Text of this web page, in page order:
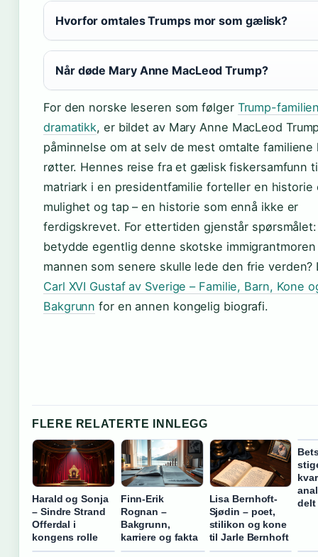
Hvorfor omtales Trumps mor som gælisk?
Når døde Mary Anne MacLeod Trump?
For den norske leseren som følger Trump-
dramatikk, er bildet av Mary Anne MacLeod
påminnelse om at selv de mest omtalte familiene
røtter. Hennes reise fra et gælisk fiskersamfunn
matriark i en presidentfamilie forteller en historie
mulighet og tap – en historie som ennå ikke er
ferdigskrevet. For ettertiden gjenstår spørsmålet:
betydde egentlig denne skotske
mannen som senere skulle lede den frie verden?
Carl XVI Gustaf av Sverige – Familie, Barn, Kone
Bakgrunn for en annen kongelig biografi.
FLERE RELATERTE INNLEGG
Harald og Sonja
– Sindre Strand
Offerdal i
kongens rolle
Finn-Erik
Rognan –
Bakgrunn,
karriere og fakta
Lisa Bernhoft-
Sjødin – poet,
stilikon og kone
til Jarle Bernhoft
delt